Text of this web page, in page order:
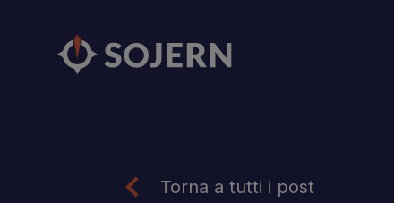
Torna a tutti i post